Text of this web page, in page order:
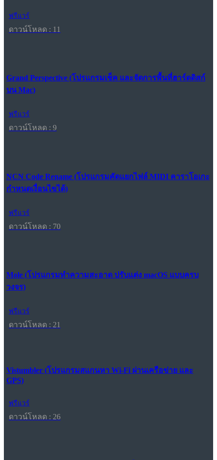
ฟรีแวร์
ดาวน์โหลด : 11
Grand Perspective (โปรแกรมเช็ค และจัดการพื้นที่ฮาร์ดดิสก์
บน Mac)
ฟรีแวร์
ดาวน์โหลด : 9
NCN Code Rename (โปรแกรมคัดแยกไฟล์ MIDI คาราโอเกะ
กำหนดเงื่อนไขได้)
ฟรีแวร์
ดาวน์โหลด : 70
Mole (โปรแกรมทำความสะอาด ปรับแต่ง macOS แบบครบ
วงจร)
ฟรีแวร์
ดาวน์โหลด : 21
Vistumbler (โปรแกรมสแกนหา Wi-Fi ผ่านเครือข่าย และ
GPS)
ฟรีแวร์
ดาวน์โหลด : 26